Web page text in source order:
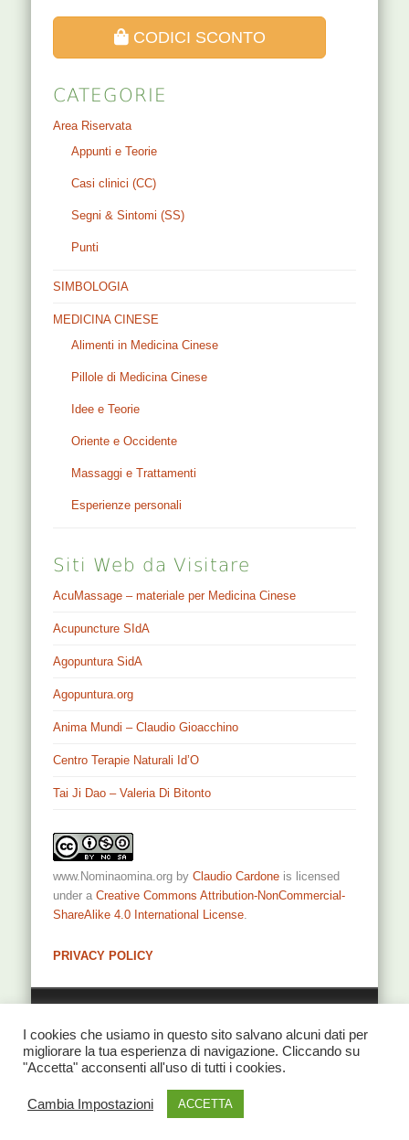
CODICI SCONTO
CATEGORIE
Area Riservata
Appunti e Teorie
Casi clinici (CC)
Segni & Sintomi (SS)
Punti
SIMBOLOGIA
MEDICINA CINESE
Alimenti in Medicina Cinese
Pillole di Medicina Cinese
Idee e Teorie
Oriente e Occidente
Massaggi e Trattamenti
Esperienze personali
Siti Web da Visitare
AcuMassage – materiale per Medicina Cinese
Acupuncture SIdA
Agopuntura SidA
Agopuntura.org
Anima Mundi – Claudio Gioacchino
Centro Terapie Naturali Id’O
Tai Ji Dao – Valeria Di Bitonto
www.Nominaomina.org byClaudio Cardone is licensed
under aCreative Commons Attribution-NonCommercial-
ShareAlike 4.0 International License
PRIVACY POLICY
© 2026 NominaOmina di Claudio Cardone
I cookies che usiamo in questo sito salvano alcuni dati per
migliorare la tua esperienza di navigazione. Cliccando su
"Accetta" acconsenti all'uso di tutti i cookies.
Cambia Impostazioni ACCETTA